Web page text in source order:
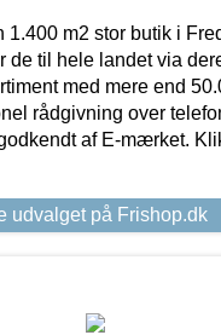
1.400 m2 stor butik i
de til hele landet via
med mere end
rådgivning over
af E-mærket.
udvalget på Frishop.dk